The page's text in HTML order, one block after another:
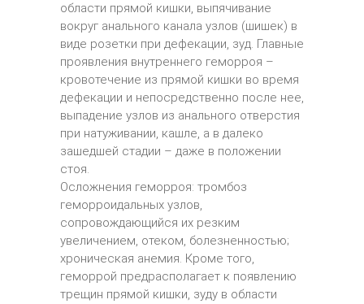
области прямой кишки, выпячивание
вокруг анального канала узлов (шишек) в
виде розетки при дефекации, зуд. Главные
проявления внутреннего геморроя –
кровотечение из прямой кишки во время
дефекации и непосредственно после нее,
выпадение узлов из анального отверстия
при натуживании, кашле, а в далеко
зашедшей стадии – даже в положении
стоя.
Осложнения геморроя: тромбоз
геморроидальных узлов,
сопровождающийся их резким
увеличением, отеком, болезненностью;
хроническая анемия. Кроме того,
геморрой предрасполагает к появлению
трещин прямой кишки, зуду в области